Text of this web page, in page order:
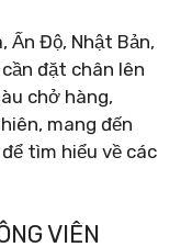
Ấn Độ, Nhật Bản,
đặt chân lên
chở hàng,
mang đến
tìm hiểu về các
VIÊN